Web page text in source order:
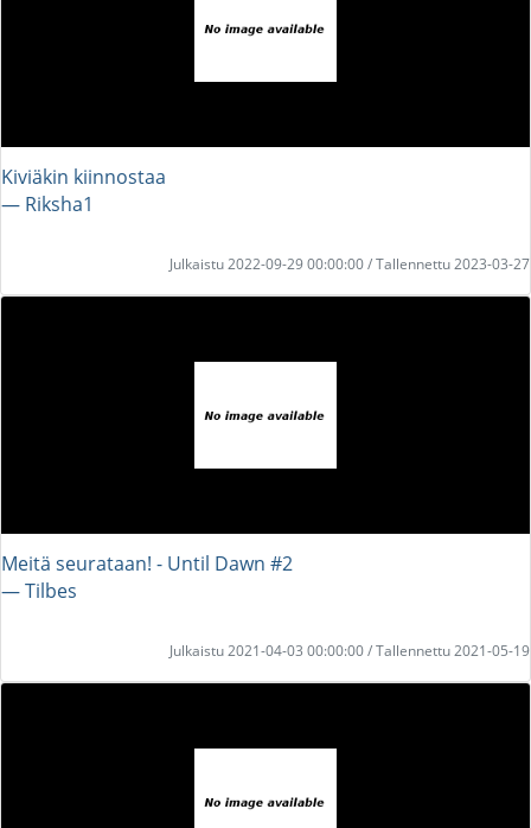
Kiviäkin kiinnostaa
― Riksha1
Julkaistu 2022-09-29 00:00:00 / Tallennettu 2023-03-27
Meitä seurataan! - Until Dawn #2
― Tilbes
Julkaistu 2021-04-03 00:00:00 / Tallennettu 2021-05-19